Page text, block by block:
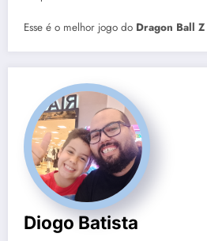
Esse é o melhor jogo do Dragon Ball Z
Diogo Batista